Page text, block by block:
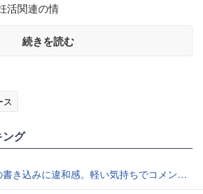
活関連の情
続きを読む
ス
グ
。軽い気持ちでコメントしてみると…／近畿地方のある場所について（1）